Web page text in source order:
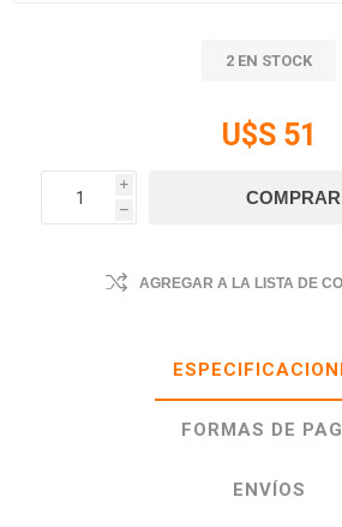
2 EN STOCK
U$S 51
i
h
AGREGAR A LA LISTA DE
FORMAS DE
ENVÍOS